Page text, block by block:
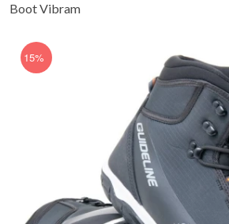
Boot Vibram
15%